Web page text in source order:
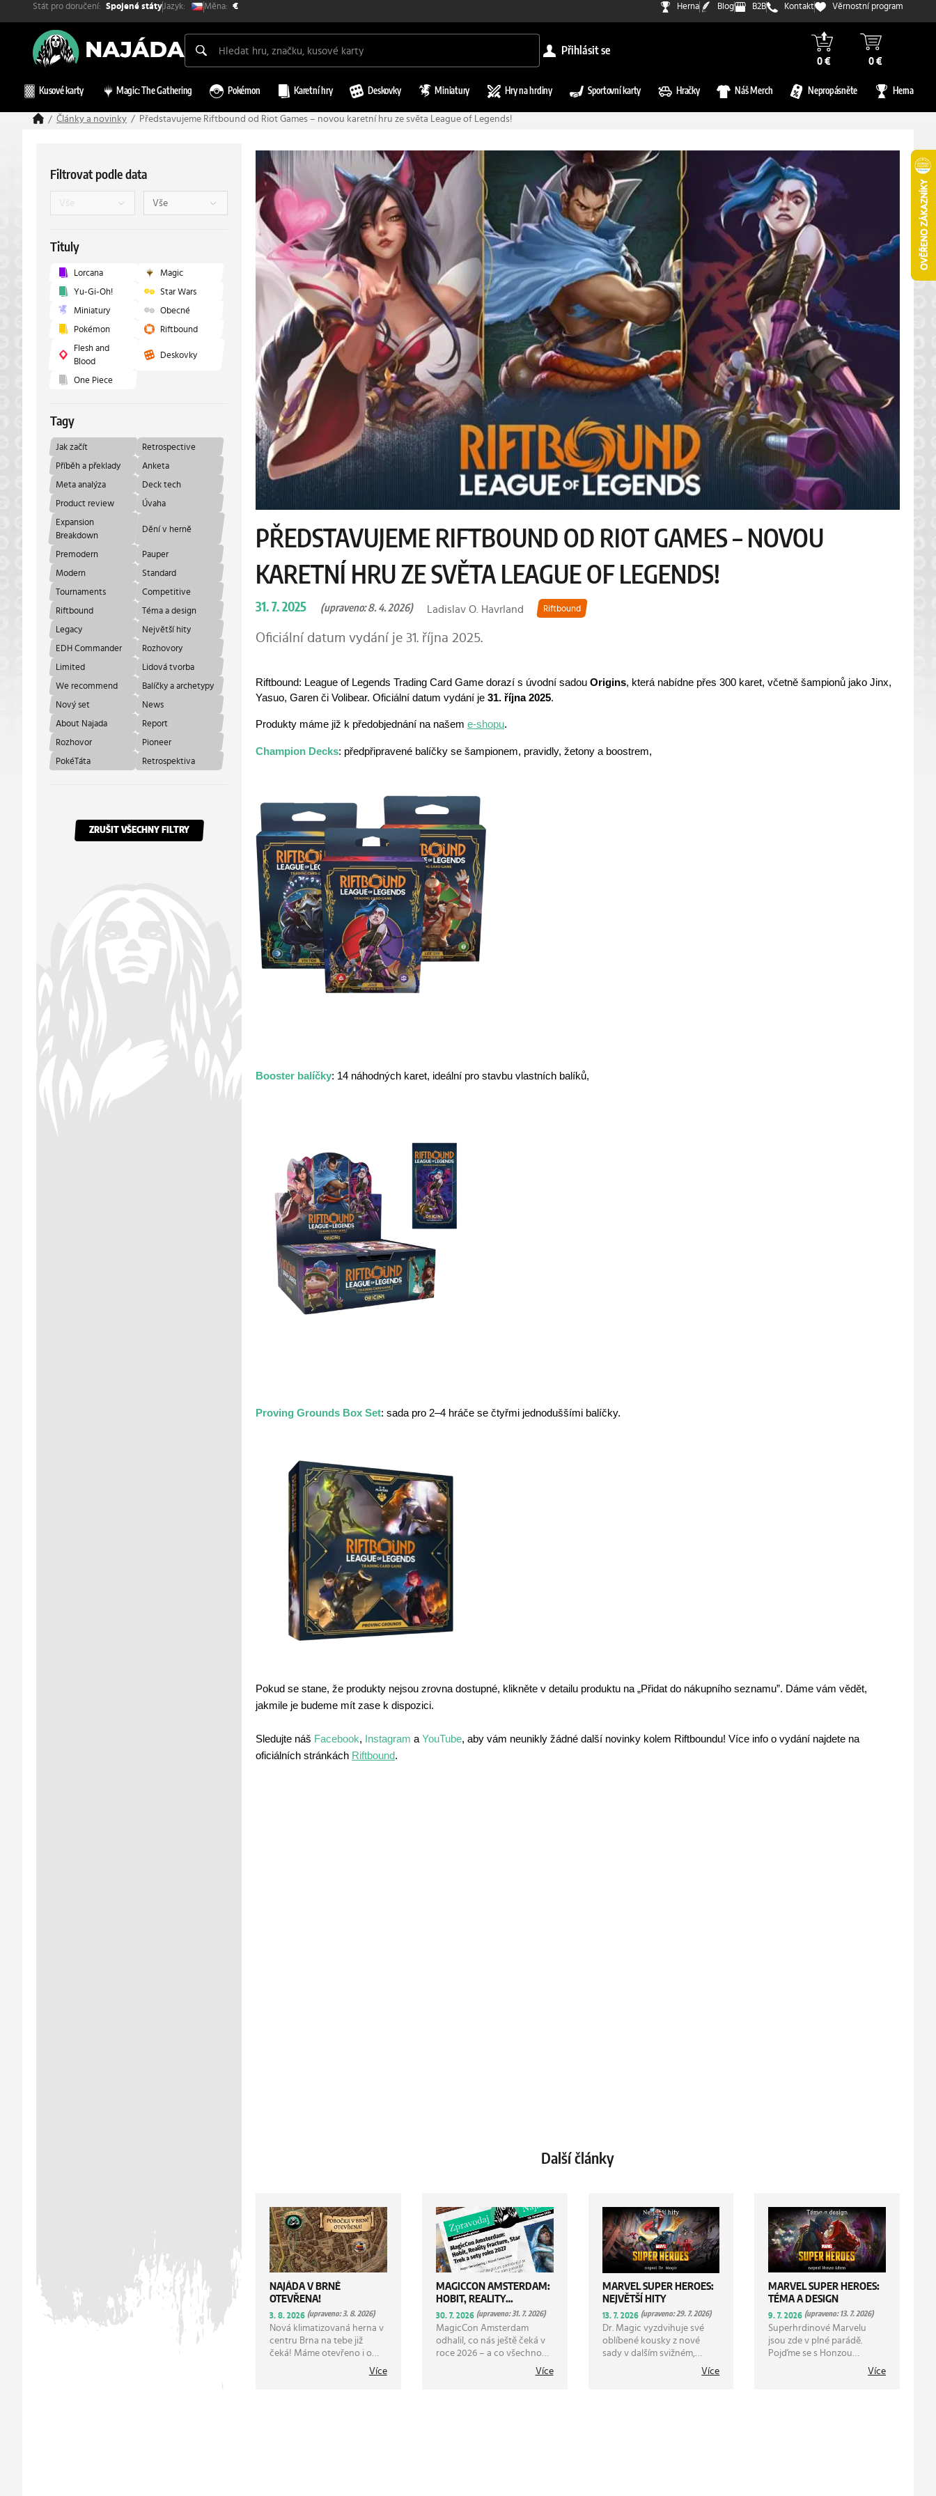
Stát pro doručení: Spojené státyJazyk: Měna: € Herna Blog B2B Kontakt Věrnostní program
přihlásit se
0 € 0 €
Kusové karty Magic: The Gathering Pokémon Karetní hry Deskovky Miniatury Hry na hrdiny Sportovní karty Hračky Náš Merch Nepropásněte Herna
Články a novinky Představujeme Riftbound od Riot Games – novou karetní hru ze světa League of Legends!
Filtrovat podle data
Tituly
Lorcana Magic
Yu-Gi-Oh! Star Wars
Miniatury Obecné
Pokémon Riftbound
Flesh and
Blood
Deskovky
One Piece
Tagy
Jak začít Retrospective
Příběh a překlady Anketa
Meta analýza Deck tech
Product review Úvaha
Expansion
Breakdown
Dění v herně
Premodern Pauper
Modern Standard
Tournaments Competitive
Riftbound Téma a design
Legacy Největší hity
EDH Commander Rozhovory
Limited Lidová tvorba
We recommend Balíčky a archetypy
Nový set News
About Najada Report
Rozhovor Pioneer
PokéTáta Retrospektiva
ZRUŠIT VŠECHNY FILTRY
PŘEDSTAVUJEME RIFTBOUND OD RIOT GAMES – NOVOU
KARETNÍ HRU ZE SVĚTA LEAGUE OF LEGENDS!
31. 7. 2025 (upraveno: 8. 4. 2026) Ladislav O. Havrland Riftbound
Oficiální datum vydání je 31. října 2025.
Riftbound: League of Legends Trading Card Game dorazí s úvodní sadou Origins, která nabídne přes 300 karet, včetně šampionů jako Jinx,
Yasuo, Garen či Volibear. Oficiální datum vydání je 31. října 2025.
Produkty máme již k předobjednání na našem e-shopu.
Champion Decks: předpřipravené balíčky se šampionem, pravidly, žetony a boostrem,
Booster balíčky: 14 náhodných karet, ideální pro stavbu vlastních balíků,
Proving Grounds Box Set: sada pro 2–4 hráče se čtyřmi jednoduššími balíčky.
Pokud se stane, že produkty nejsou zrovna dostupné, klikněte v detailu produktu na „Přidat do nákupního seznamu”. Dáme vám vědět,
jakmile je budeme mít zase k dispozici.
Sledujte náš Facebook, Instagram a YouTube, aby vám neunikly žádné další novinky kolem Riftboundu! Více info o vydání najdete na
oficiálních stránkách Riftbound.
Další články
NAJÁDA V BRNĚ
OTEVŘENA!
3. 8. 2026 (upraveno: 3. 8. 2026)
Nová klimatizovaná herna v
centru Brna na tebe již
čeká! Máme otevřeno i o
víkendu. Najdeteš nás na
adrese: Biskupská 283/1,
Více
MAGICCON AMSTERDAM:
HOBIT, REALITY
FRACTURE, STAR TREK A
SETY ROKU 2027
30. 7. 2026 (upraveno: 31. 7. 2026)
MagicCon Amsterdam
odhalil, co nás ještě čeká v
roce 2026 – a co všechno
Více
MARVEL SUPER HEROES:
NEJVĚTŠÍ HITY
13. 7. 2026 (upraveno: 29. 7. 2026)
Dr. Magic vyzdvihuje své
oblíbené kousky z nové
sady v dalším svižném,
Více
MARVEL SUPER HEROES:
TÉMA A DESIGN
9. 7. 2026 (upraveno: 13. 7. 2026)
Superhrdinové Marvelu
jsou zde v plné parádě.
Pojďme se s Honzou
Adamem projít odkazy a
Více